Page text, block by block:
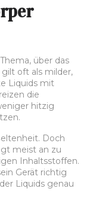
über das
oft als milder,
Liquids mit
die
hitzig
Doch
meist an zu
Inhaltsstoffen.
Gerät richtig
Liquids genau